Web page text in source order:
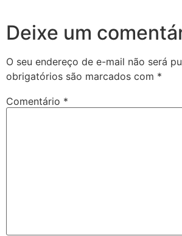
Deixe um
O seu endereço de e-mail não será
obrigatórios são marcados com *
Comentário *